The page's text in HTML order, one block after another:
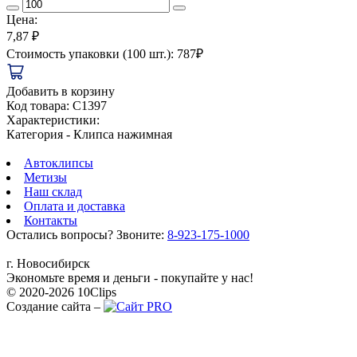
Цена:
7,87 ₽
Стоимость упаковки (100 шт.): 787₽
Добавить в корзину
Код товара: C1397
Характеристики:
Категория - Клипса нажимная
Автоклипсы
Метизы
Наш склад
Оплата и доставка
Контакты
Остались вопросы? Звоните: 8-923-175-1000
г. Новосибирск
Экономьте время и деньги - покупайте у нас!
© 2020-2026 10Clips
Создание сайта –